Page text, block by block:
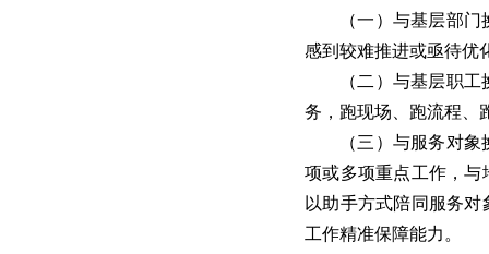
（一）与基层部
感到较难推进或亟待优
（二）与基层职
务，跑现场、跑流程、
（三）与服务对
项或多项重点工作，与
以助手方式陪同服务
工作精准保障能力。